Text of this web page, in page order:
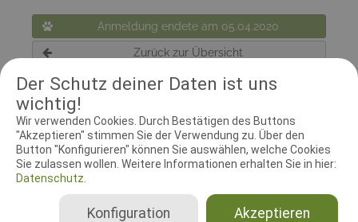
Der Schutz deiner Daten ist uns
wichtig!
Wir verwenden Cookies. Durch Bestätigen des Buttons
"Akzeptieren" stimmen Sie der Verwendung zu. Über den
Button "Konfigurieren" können Sie auswählen, welche Cookies
Sie zulassen wollen. Weitere Informationen erhalten Sie in hier:
Datenschutz.
Akzeptieren
Konfiguration
Anmeldung endete am 05.04.2020
Zurück zur Übersicht
RICHTER UND HELFER
Leistungsrichter
Burkhard Welske